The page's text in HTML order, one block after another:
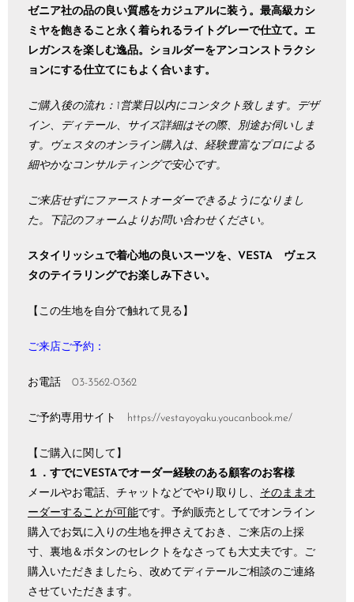
ゼニア社の品の良い質感をカジュアルに装う。最高級カシ
ミヤを飽きること永く着られるライトグレーで仕立て。エ
レガンスを楽しむ逸品。ショルダーをアンコンストラクシ
ョンにする仕立てにもよく合います。
ご購入後の流れ：1営業日以内にコンタクト致します。デザ
イン、ディテール、サイズ詳細はその際、別途お伺いしま
す。ヴェスタのオンライン購入は、経験豊富なプロによる
細やかなコンサルティングで安心です。
ご来店せずにファーストオーダーできるようになりまし
た。下記のフォームよりお問い合わせください。
スタイリッシュで着心地の良いスーツを、VESTA ヴェス
タのテイラリングでお楽しみ下さい。
【この生地を自分で触れて見る】
ご来店ご予約：
お電話 03-3562-0362
ご予約専用サイト https://vestayoyaku.youcanbook.me/
【ご購入に関して】
１．すでにVESTAでオーダー経験のある顧客のお客様
メールやお電話、チャットなどでやり取りし、 そのままオ
ーダーすることが可能です。予約販売としてでオンライン
購入でお気に入りの生地を押さえておき、ご来店の上採
寸、裏地＆ボタンのセレクトをなさっても大丈夫です。ご
購入いただきましたら、改めてディテールご相談のご連絡
させていただきます。